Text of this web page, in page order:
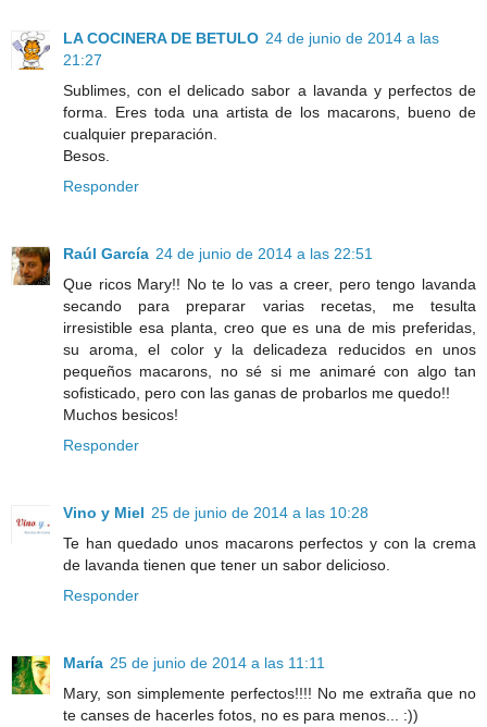
LA COCINERA DE BETULO 24 de junio de 2014 a las
21:27
Sublimes, con el delicado sabor a lavanda y perfectos de
forma. Eres toda una artista de los macarons, bueno de
cualquier preparación.
Besos.
Responder
Raúl García 24 de junio de 2014 a las 22:51
Que ricos Mary!! No te lo vas a creer, pero tengo lavanda
secando para preparar varias recetas, me tesulta
irresistible esa planta, creo que es una de mis preferidas,
su aroma, el color y la delicadeza reducidos en unos
pequeños macarons, no sé si me animaré con algo tan
sofisticado, pero con las ganas de probarlos me quedo!!
Muchos besicos!
Responder
Vino y Miel 25 de junio de 2014 a las 10:28
Te han quedado unos macarons perfectos y con la crema
de lavanda tienen que tener un sabor delicioso.
Responder
María 25 de junio de 2014 a las 11:11
Mary, son simplemente perfectos!!!! No me extraña que no
te canses de hacerles fotos, no es para menos... :))